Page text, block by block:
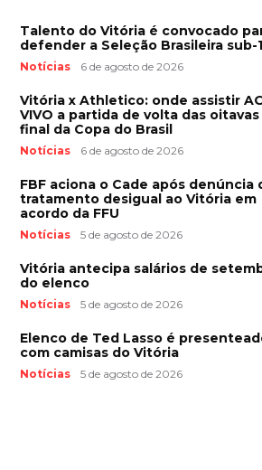
Talento do Vitória é convocado
defender a Seleção Brasileira sub-
Notícias 6 de agosto de 2026
Vitória x Athletico: onde assistir
VIVO a partida de volta das oitavas
final da Copa do Brasil
Notícias 6 de agosto de 2026
FBF aciona o Cade após denúncia
tratamento desigual ao Vitória em
acordo da FFU
Notícias 5 de agosto de 2026
Vitória antecipa salários de
do elenco
Notícias 5 de agosto de 2026
Elenco de Ted Lasso é
com camisas do Vitória
Notícias 5 de agosto de 2026